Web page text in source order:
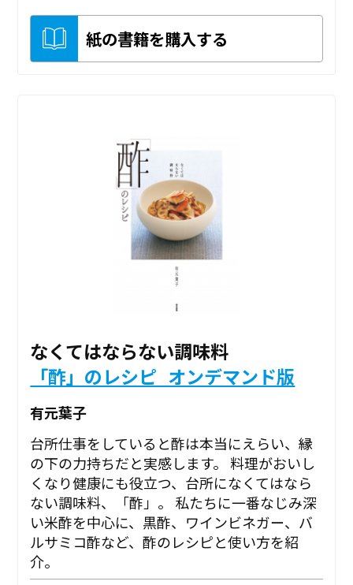
紙の書籍を購入する
なくてはならない調味料
「酢」のレシピ_オンデマンド版
有元葉子
台所仕事をしていると酢は本当にえらい、縁
の下の力持ちだと実感します。 料理がおいし
くなり健康にも役立つ、台所になくてはなら
ない調味料、「酢」。 私たちに一番なじみ深
い米酢を中心に、黒酢、ワインビネガー、バ
ルサミコ酢など、酢のレシピと使い方を紹
介。